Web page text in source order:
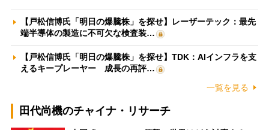
【戸松信博氏「明日の爆騰株」を探せ】レーザーテック：最先
端半導体の製造に不可欠な検査装…
【戸松信博氏「明日の爆騰株」を探せ】TDK：AIインフラを支
えるキープレーヤー 成長の再評…
一覧を見る
田代尚機のチャイナ・リサーチ